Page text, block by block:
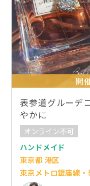
開
表参道グルーデ
やかに
オンライン不可
ハンドメイド
東京都 港区
東京メトロ銀座線・